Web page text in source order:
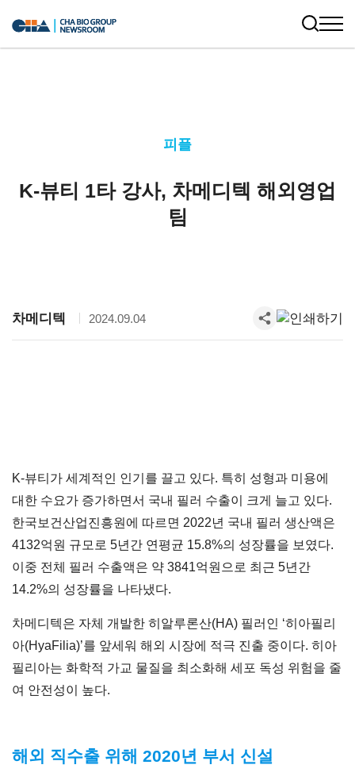
피플
K-뷰티 1타 강사, 차메디텍 해외영업
팀
차메디텍 2024.09.04
K-뷰티가 세계적인 인기를 끌고 있다. 특히 성형과 미용에
대한 수요가 증가하면서 국내 필러 수출이 크게 늘고 있다.
한국보건산업진흥원에 따르면 2022년 국내 필러 생산액은
4132억원 규모로 5년간 연평균 15.8%의 성장률을 보였다.
이중 전체 필러 수출액은 약 3841억원으로 최근 5년간
14.2%의 성장률을 나타냈다.
차메디텍은 자체 개발한 히알루론산(HA) 필러인 ‘히아필리
아(HyaFilia)’를 앞세워 해외 시장에 적극 진출 중이다. 히아
필리아는 화학적 가교 물질을 최소화해 세포 독성 위험을 줄
여 안전성이 높다.
해외 직수출 위해 2020년 부서 신설